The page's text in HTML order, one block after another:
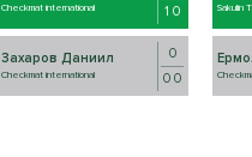
Checkmat international
1 0
Захаров Даниил
Checkmat international
0
0 0
Sakulin